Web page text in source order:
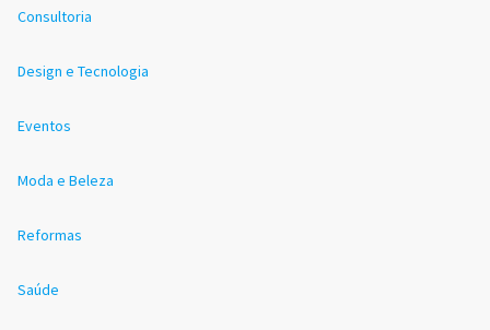
Consultoria
Design e Tecnologia
Eventos
Moda e Beleza
Reformas
Saúde